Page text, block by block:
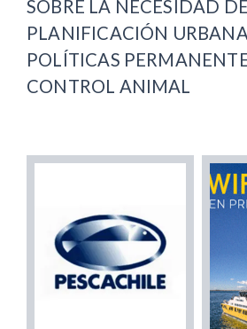
SOBRE LA NECESIDAD
PLANIFICACIÓN
POLÍTICAS
CONTROL ANIMAL